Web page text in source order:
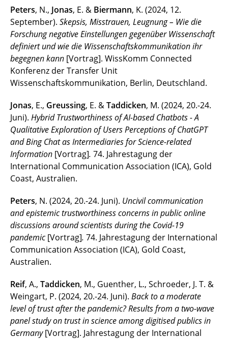
Peters, N., Jonas, E. & Biermann, K. (2024, 12.
September). Skepsis, Misstrauen, Leugnung – Wie die
Forschung negative Einstellungen gegenüber Wissenschaft
definiert und wie die Wissenschaftskommunikation ihr
begegnen kann [Vortrag]. WissKomm Connected
Konferenz der Transfer Unit
Wissenschaftskommunikation, Berlin, Deutschland.
Jonas, E., Greussing, E. &Taddicken, M. (2024, 20.-24.
Juni). Hybrid Trustworthiness of AI-based Chatbots - A
Qualitative Exploration of Users Perceptions of ChatGPT
and Bing Chat as Intermediaries for Science-related
Information [Vortrag]. 74. Jahrestagung der
International Communication Association (ICA), Gold
Coast, Australien.
Peters, N. (2024, 20.-24. Juni). Uncivil communication
and epistemic trustworthiness concerns in public online
discussions around scientists during the Covid-19
pandemic[Vortrag]. 74. Jahrestagung der International
Communication Association (ICA), Gold Coast,
Australien.
Reif, A., Taddicken, M., Guenther, L., Schroeder, J. T. &
Weingart, P. (2024, 20.-24. Juni). Back to a moderate
level of trust after the pandemic? Results from a two-wave
panel study on trust in science among digitised publics in
Germany[Vortrag]. Jahrestagung der International